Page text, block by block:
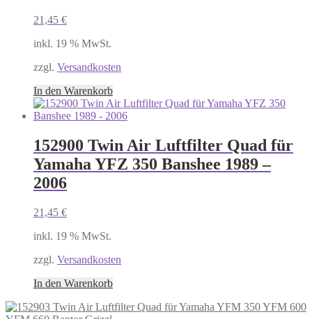
21,45 €
inkl. 19 % MwSt.
zzgl. Versandkosten
In den Warenkorb
152900 Twin Air Luftfilter Quad für
Yamaha YFZ 350 Banshee 1989 –
2006
21,45 €
inkl. 19 % MwSt.
zzgl. Versandkosten
In den Warenkorb